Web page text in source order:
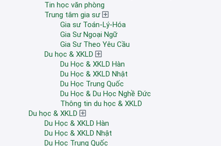
Tin học văn phòng
Trung tâm gia sư
Gia sư Toán-Lý-Hóa
Gia Sư Ngoại Ngữ
Gia Sư Theo Yêu Cầu
Du học & XKLD
Du Học & XKLD Hàn
Du Học & XKLD Nhật
Du Học Trung Quốc
Du Học & Du Học Nghề Đức
Thông tin du học & XKLD
Du học & XKLD
Du Học & XKLD Hàn
Du Học & XKLD Nhật
Du Học Trung Quốc